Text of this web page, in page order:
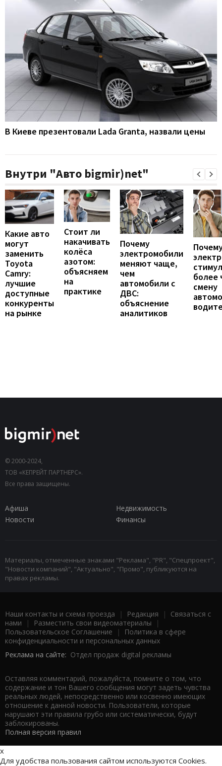
В Киеве презентовали Lada Granta, назвали цены
Внутри "Авто bigmir)net"
Какие авто
могут
заменить
Toyota
Camry:
лучшие
доступные
конкуренты
на рынке
Стоит ли
накачивать
колёса
азотом:
объясняем
на
практике
Почему
электромобили
меняют чаще,
чем
автомобили с
ДВС:
объяснение
аналитиков
более
смену
© 2000-2024,
ТОВ «КЕПРЕЙТ ПАРТНЕРС».
Все права защищены.
Афиша
Недвижимость
Новости
Финансы
Материалы, отмеченные знаками "Реклама", "PR", "Спецпроект",
"Новости компаний", "Актуально", "Промо", публикуются на
правах рекламы.
Наши контакты и схема проезда | Редакция | Связаться с
нами | Разместить свои видеоматериалы |
Пользовательское Соглашение |
Политика в сфере
конфиденциальности и персональных данных
Реклама на сайте: Отдел продаж digital рекламы
Оставляя комментарий, пожалуйста, помните о том, что
содержание и тон Вашего сообщения могут задеть чувства
реальных людей, непосредственно или косвенно имеющих
отношение к данной новости. Пользователи, которые
нарушают эти правила грубо или систематически, будут
заблокированы.
Полная версия правил
x
Для удобства пользования сайтом используются Cookies.